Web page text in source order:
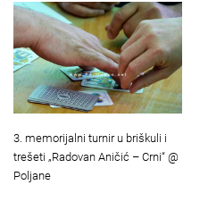
3. memorijalni turnir u briškuli i
trešeti „Radovan Aničić – Crni“ @
Poljane